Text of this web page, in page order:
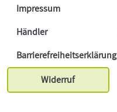
Impressum
Händler
Barrierefreiheitserklärung
Widerruf